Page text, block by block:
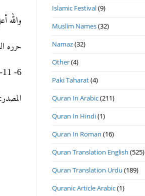
والله
حرره
6- 11- 1441ھ 28- 6- 2020م الأحد.
Islamic Festival(9)
Muslim Names(32)
Namaz(32)
Other(4)
Paki Taharat(4)
Quran In Arabic(211)
Quran In Hindi(1)
Quran In Roman (16)
Quran Translation English (525)
Quran Translation Urdu (189)
Quranic Article Arabic(1)